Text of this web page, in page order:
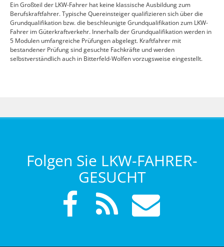
Ein Großteil der LKW-Fahrer hat keine klassische Ausbildung zum
Berufskraftfahrer. Typische Quereinsteiger qualifizieren sich über die
Grundqualifikation bzw. die beschleunigte Grundqualifikation zum LKW-
Fahrer im Güterkraftverkehr. Innerhalb der Grundqualifikation werden in
5 Modulen umfangreiche Prüfungen abgelegt. Kraftfahrer mit
bestandener Prüfung sind gesuchte Fachkräfte und werden
selbstverständlich auch in Bitterfeld-Wolfen vorzugsweise eingestellt.
Folgen Sie LKW-FAHRER-
GESUCHT